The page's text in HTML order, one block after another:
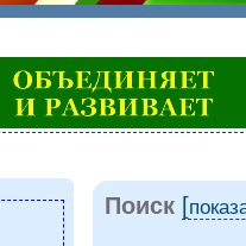
Поиск [